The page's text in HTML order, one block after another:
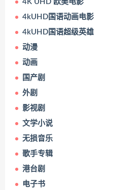
4K UHD 欧美电影
4kUHD国语动画电影
4kUHD国语超级英雄
动漫
动画
国产剧
外剧
影视剧
文学小说
无损音乐
歌手专辑
港台剧
电子书